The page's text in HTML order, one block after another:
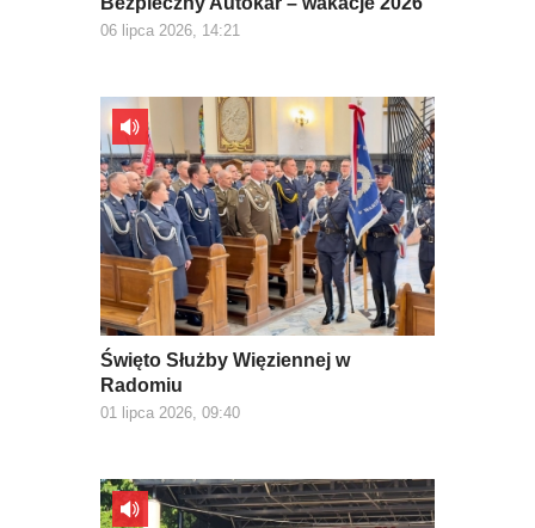
06 lipca 2026, 14:21
Święto Służby Więziennej w
Radomiu
01 lipca 2026, 09:40